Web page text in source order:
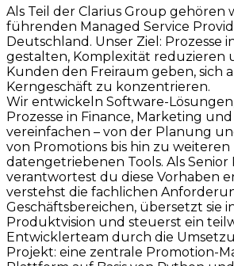
Als Teil der Clarius Group gehören
führenden Managed Service
Deutschland. Unser Ziel: Prozesse
gestalten, Komplexität reduzieren
Kunden den Freiraum geben, sich
Kerngeschäft zu konzentrieren.
Wir entwickeln Software-
Prozesse in Finance, Marketing und
vereinfachen – von der Planung
von Promotions bis hin zu weiteren
datengetriebenen Tools. Als Senior
verantwortest du diese Vorhaben
verstehst die fachlichen
Geschäftsbereichen, übersetzt sie
Produktvision und steuerst ein
Entwicklerteam durch die
Projekt: eine zentrale Promotion-